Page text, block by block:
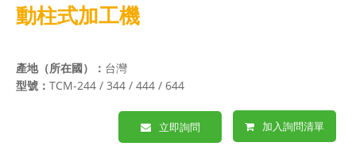
動柱式加工機
產地（所在國）： 台灣
型號： TCM-244 / 344 / 444 / 644
立即詢問 加入詢問清單